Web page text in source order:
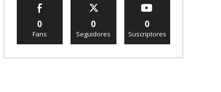
0
Fans
0
Seguidores
0
Suscriptores